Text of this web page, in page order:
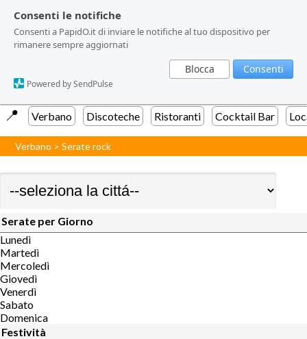
Consenti le notifiche
Consenti a PapidO.it di inviare le notifiche al tuo dispositivo per
rimanere sempre aggiornati
Blocca Consenti
Powered by SendPulse
Consenti le notifiche
Consenti a PapidO.it di inviare le notifiche al tuo dispositivo per
rimanere sempre aggiornati
Blocca Consenti
Powered by SendPulse
Consenti le notifiche
Consenti a PapidO.it di inviare le notifiche al tuo dispositivo per
rimanere sempre aggiornati
Blocca Consenti
Powered by SendPulse
📍️ Verbano Discoteche Ristoranti Cocktail Bar
Verbano >Serate rock
Serate per Giorno
Lunedì
Martedì
Mercoledì
Giovedì
Venerdì
Sabato
Domenica
Festività